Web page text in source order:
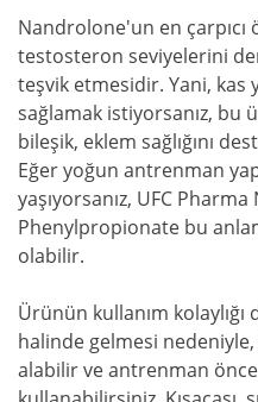
Nandrolone'un en
testosteron seviyelerini
teşvik etmesidir. Yani, kas
sağlamak istiyorsanız, bu
bileşik, eklem sağlığını
Eğer yoğun antrenman
yaşıyorsanız, UFC
Phenylpropionate bu
olabilir.
Ürünün kullanım
halinde gelmesi
alabilir ve antrenman